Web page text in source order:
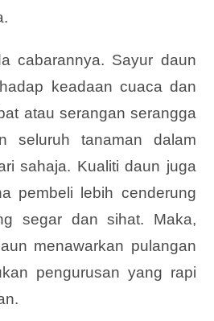
cabarannya. Sayur daun
keadaan cuaca dan
atau serangan serangga
seluruh tanaman dalam
sahaja. Kualiti daun juga
pembeli lebih cenderung
segar dan sihat. Maka,
menawarkan pulangan
pengurusan yang rapi